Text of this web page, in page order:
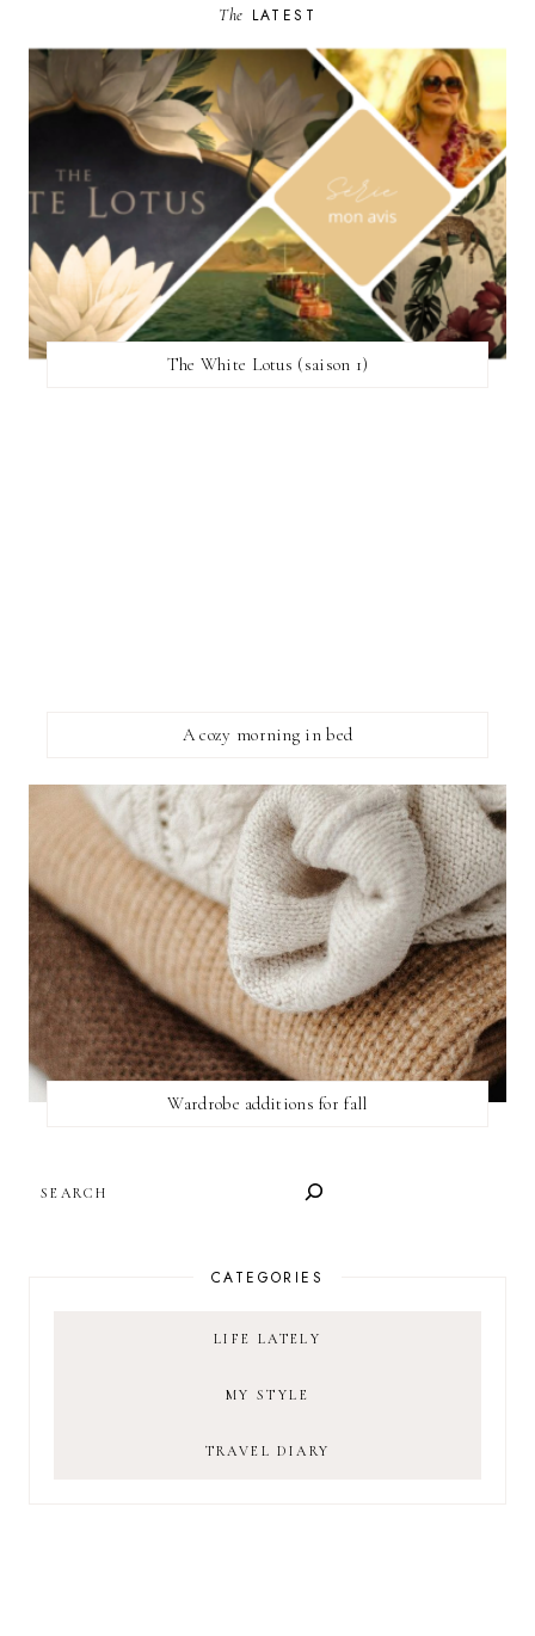
The LATEST
The White Lotus (saison 1)
A cozy morning in bed
Wardrobe additions for fall
CATEGORIES
LIFE LATELY
MY STYLE
TRAVEL DIARY